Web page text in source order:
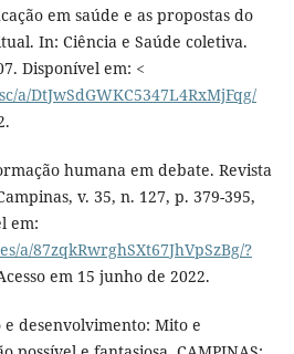
em saúde e as propostas do
In: Ciência e Saúde coletiva.
Disponível em: <
a/DtJwSdGWKC5347L4RxMjFqg/
humana em debate. Revista
v. 35, n. 127, p. 379-395,
em:
a/87zqkRwrghSXt67JhVpSzBg/?
em 15 junho de 2022.
e desenvolvimento: Mito e